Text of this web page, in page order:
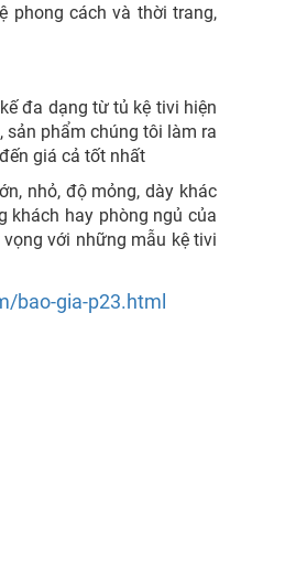
phong cách và thời trang,
đa dạng từ tủ kệ tivi hiện
sản phẩm chúng tôi làm ra
giá cả tốt nhất
nhỏ, độ mỏng, dày khác
khách hay phòng ngủ của
với những mẫu kệ tivi
bao-gia-p23.html